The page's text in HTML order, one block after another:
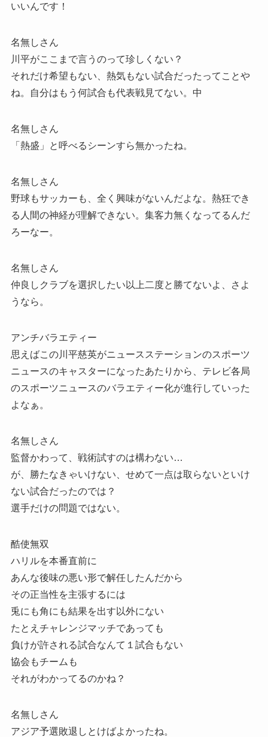
いいんです！
名無しさん
川平がここまで言うのって珍しくない？
それだけ希望もない、熱気もない試合だったってことや
ね。自分はもう何試合も代表戦見てない。中
名無しさん
「熱盛」と呼べるシーンすら無かったね。
名無しさん
野球もサッカーも、全く興味がないんだよな。熱狂でき
る人間の神経が理解できない。集客力無くなってるんだ
ろーなー。
名無しさん
仲良しクラブを選択したい以上二度と勝てないよ、さよ
うなら。
アンチバラエティー
思えばこの川平慈英がニュースステーションのスポーツ
ニュースのキャスターになったあたりから、テレビ各局
のスポーツニュースのバラエティー化が進行していった
よなぁ。
名無しさん
監督かわって、戦術試すのは構わない…
が、勝たなきゃいけない、せめて一点は取らないといけ
ない試合だったのでは？
選手だけの問題ではない。
酷使無双
ハリルを本番直前に
あんな後味の悪い形で解任したんだから
その正当性を主張するには
兎にも角にも結果を出す以外にない
たとえチャレンジマッチであっても
負けが許される試合なんて１試合もない
協会もチームも
それがわかってるのかね？
名無しさん
アジア予選敗退しとけばよかったね。